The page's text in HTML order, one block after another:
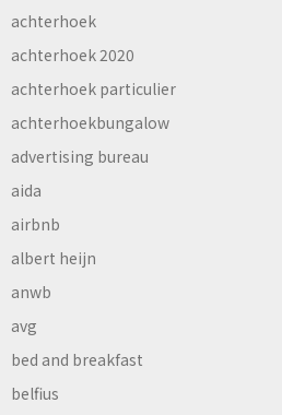
achterhoek
achterhoek 2020
achterhoek particulier
achterhoekbungalow
advertising bureau
aida
airbnb
albert heijn
anwb
avg
bed and breakfast
belfius